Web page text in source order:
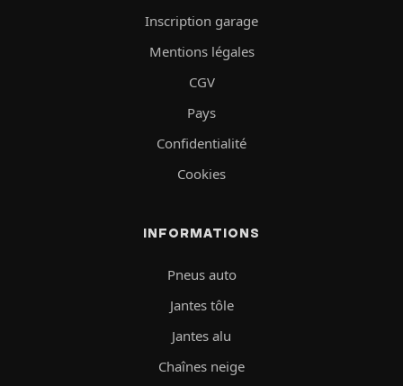
Inscription garage
Mentions légales
CGV
Pays
Confidentialité
Cookies
INFORMATIONS
Pneus auto
Jantes tôle
Jantes alu
Chaînes neige